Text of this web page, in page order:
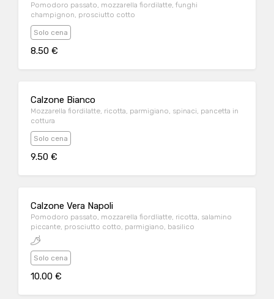
Pomodoro passato, mozzarella fiordilatte, funghi
champignon, prosciutto cotto
Solo cena
8.50 €
Calzone Bianco
Mozzarella fiordilatte, ricotta, parmigiano, spinaci, pancetta in
cottura
Solo cena
9.50 €
Calzone Vera Napoli
Pomodoro passato, mozzarella fiordliatte, ricotta, salamino
piccante, prosciutto cotto, parmigiano, basilico
Solo cena
10.00 €